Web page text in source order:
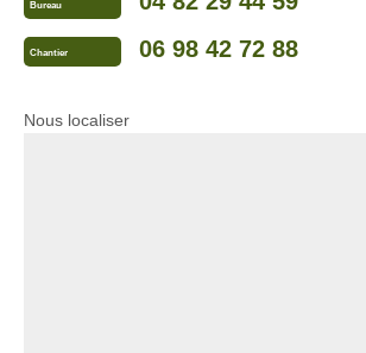
Bureau
Chantier 06 98 42 72 88
Nous localiser